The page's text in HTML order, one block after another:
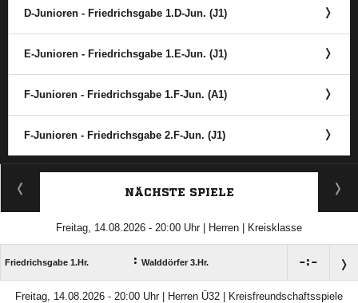
D-Junioren - Friedrichsgabe 1.D-Jun. (J1)
E-Junioren - Friedrichsgabe 1.E-Jun. (J1)
F-Junioren - Friedrichsgabe 1.F-Jun. (A1)
F-Junioren - Friedrichsgabe 2.F-Jun. (J1)
ANZEIGE
NÄCHSTE SPIELE
Freitag, 14.08.2026 - 20:00 Uhr | Herren | Kreisklasse
Friedrichsgabe 1.Hr. : Walddörfer 3.Hr. :
Freitag, 14.08.2026 - 20:00 Uhr | Herren Ü32 | Kreisfreundschaftsspiele